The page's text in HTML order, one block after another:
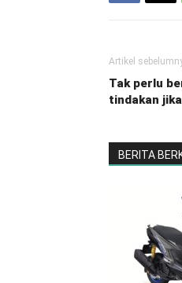
Artikel
Tak perlu
tindakan
BERITA